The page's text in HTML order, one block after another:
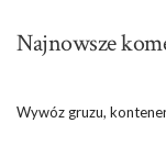
Najnowsze
Wywóz gruzu,